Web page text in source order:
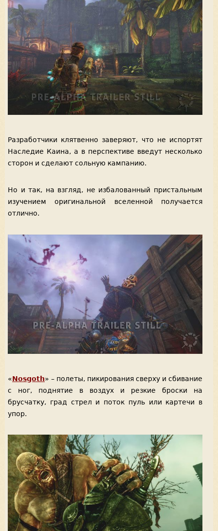
Разработчики клятвенно заверяют, что не испортят
Наследие Каина, а в перспективе введут несколько
сторон и сделают сольную кампанию.
Но и так, на взгляд, не избалованный пристальным
изучением оригинальной вселенной получается
отлично.
«Nosgoth» – полеты, пикирования сверху и сбивание
с ног, поднятие в воздух и резкие броски на
брусчатку, град стрел и поток пуль или картечи в
упор.